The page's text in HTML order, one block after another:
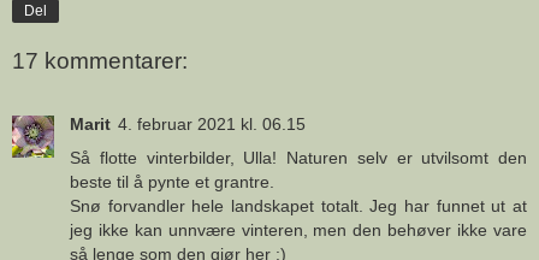
Del
17 kommentarer:
Marit 4. februar 2021 kl. 06.15
Så flotte vinterbilder, Ulla! Naturen selv er utvilsomt den
beste til å pynte et grantre.
Snø forvandler hele landskapet totalt. Jeg har funnet ut at
jeg ikke kan unnvære vinteren, men den behøver ikke vare
så lenge som den gjør her :)